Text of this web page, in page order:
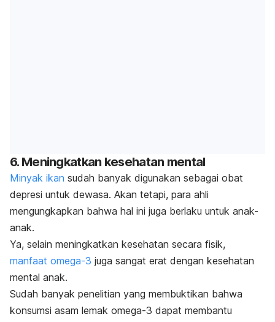
6. Meningkatkan kesehatan mental
Minyak ikan sudah banyak digunakan sebagai obat
depresi untuk dewasa. Akan tetapi, para ahli
mengungkapkan bahwa hal ini juga berlaku untuk anak-
anak.
Ya, selain meningkatkan kesehatan secara fisik,
manfaat omega-3 juga sangat erat dengan kesehatan
mental anak.
Sudah banyak penelitian yang membuktikan bahwa
konsumsi asam lemak omega-3 dapat membantu